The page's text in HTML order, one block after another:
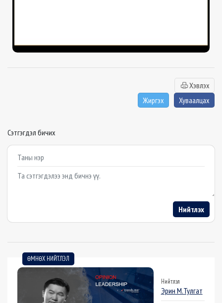
Хэвлэх
Жиргэх
Хуваалцах
Сэтгэгдэл бичих
Example textarea
Нийтлэх
ӨМНӨХ НИЙТЛЭЛ
Нийтлэл
Эрин М.Тулгат